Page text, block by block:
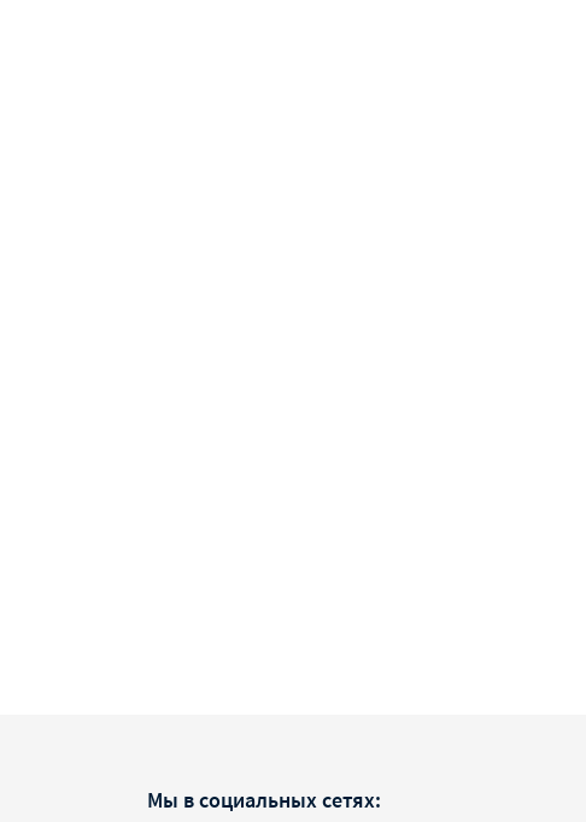
Мы в социальных сетях: